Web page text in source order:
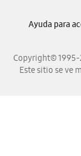
Copyright© 1995-
Este sitio se ve
Ayuda para